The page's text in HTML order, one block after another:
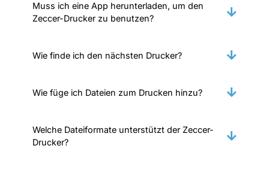
Muss ich eine App herunterladen, um den
Zeccer-Drucker zu benutzen?
Wie finde ich den nächsten Drucker?
Wie füge ich Dateien zum Drucken hinzu?
Welche Dateiformate unterstützt der Zeccer-
Drucker?